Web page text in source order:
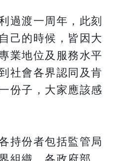
過渡一周年，此刻
己的時候，皆因大
業地位及服務水平
社會各界認同及肯
份子，大家應該感
持份者包括監管局